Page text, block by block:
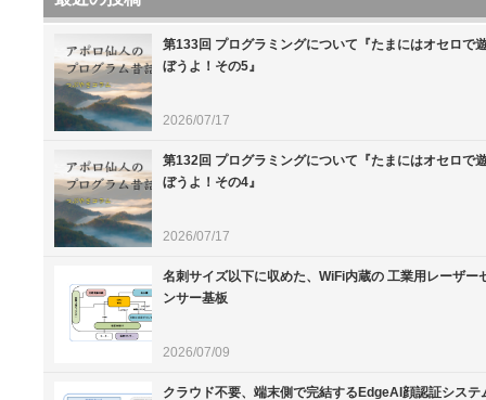
第133回 プログラミングについて『たまにはオセロで
ぼうよ！その5』
2026/07/17
第132回 プログラミングについて『たまにはオセロで
ぼうよ！その4』
2026/07/17
名刺サイズ以下に収めた、WiFi内蔵の 工業用レーザー
ンサー基板
2026/07/09
クラウド不要、端末側で完結するEdgeAI顔認証システ